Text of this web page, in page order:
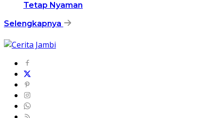
Tetap Nyaman
Selengkapnya